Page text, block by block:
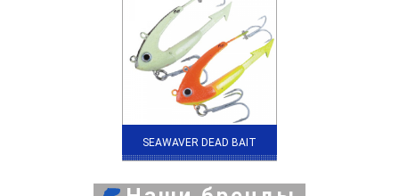
SEAWAVER DEAD BAIT